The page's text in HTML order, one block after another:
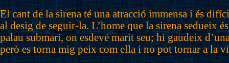
El cant de la sirena té una atracció immensa i és
al desig de seguir-la. L’home que la sirena sedueix
palau submarí, on esdevé marit seu; hi gaudeix
però es torna mig peix com ella i no pot tornar a la